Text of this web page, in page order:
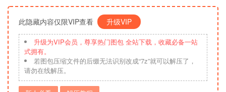
此隐藏内容仅限VIP查看 升级VIP
升级为VIP会员，尊享热门图包 全站下载，收藏必备一站
式拥有。
若图包压缩文件的后缀无法识别改成“7z”就可以解压了，
请勿在线解压。